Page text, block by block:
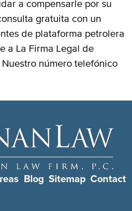
a compensarle por su
gratuita con un
de plataforma petrolera
a La Firma Legal de
Nuestro número telefónico
Blog Sitemap Contact